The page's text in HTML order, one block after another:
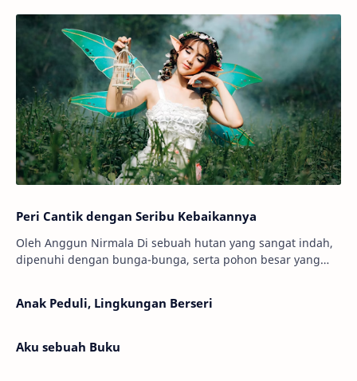
Peri Cantik dengan Seribu Kebaikannya
Oleh Anggun Nirmala Di sebuah hutan yang sangat indah,
dipenuhi dengan bunga-bunga, serta pohon besar yang
Anak Peduli, Lingkungan Berseri
Aku sebuah Buku